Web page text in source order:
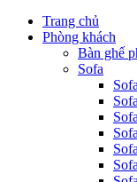
Trang chủ
Phòng khách
Bàn ghế
Sofa